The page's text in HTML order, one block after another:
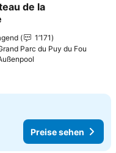
hinzufügen
de la
1’171
Parc du Puy du Fou
Preise sehen